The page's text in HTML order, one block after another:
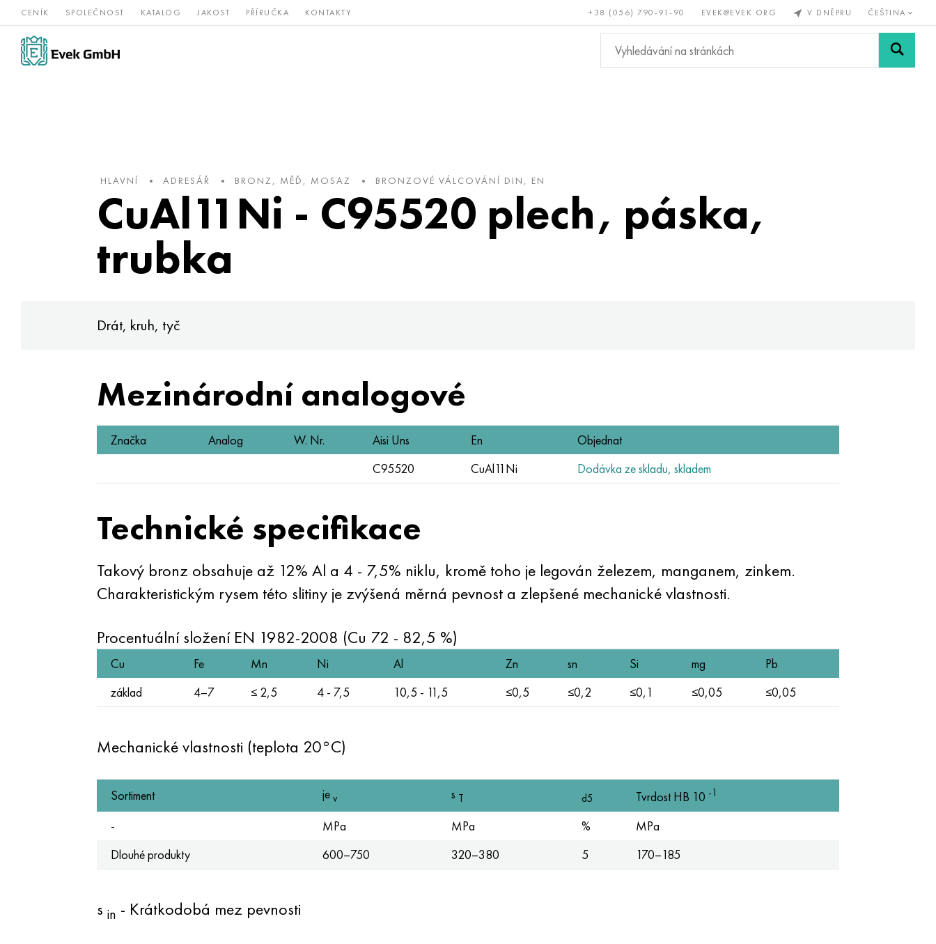
CENÍK SPOLEČNOST KATALOG JAKOST PŘÍRUČKA KONTAKTY +38 (056) 790-91-90 EVEK@EVEK.ORG V DNĚPRU ČEŠTINA
Slitiny
niklu
nerezová Vzácné a Bronz, měď, Neželezné
kovy
Legovaná Sítě a
HLAVNÍ ADRESÁŘ BRONZ, MĚĎ, MOSAZ BRONZOVÉ VÁLCOVÁNÍ DIN, EN
CuAl11Ni - C95520 plech, páska,
trubka
Drát, kruh, tyč
Mezinárodní analogové
Značka Analog W. Nr. Aisi Uns En
Objednat
C95520
CuAl11Ni Dodávka ze skladu, skladem
Technické specifikace
Takový bronz obsahuje až 12% Al a 4 - 7,5% niklu, kromě toho je legován železem, manganem, zinkem.
Charakteristickým rysem této slitiny je zvýšená měrná pevnost a zlepšené mechanické vlastnosti.
Procentuální složení EN 1982-2008 (Cu 72 - 82,5 %)
Cu Fe Mn Ni Al Zn sn Si mg
Pb
základ
4–7 ≤ 2,5 4 - 7,5 10,5 - 11,5 ≤0,5 ≤0,2 ≤0,1 ≤0,05 ≤0,05
Mechanické vlastnosti (teplota 20°C)
Sortiment je v s T d5 Tvrdost HB 10 -1
- MPa MPa %
MPa
Dlouhé produkty
600–750 320–380 5 170–185
s in - Krátkodobá mez pevnosti